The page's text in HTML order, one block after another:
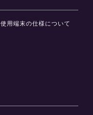
用端末の仕様について